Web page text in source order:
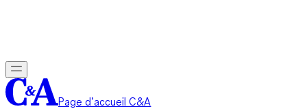
Page d’accueil C&A